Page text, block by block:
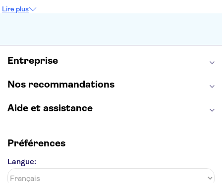
La Chapelle Sixtine
Opéra Garnier
Lire plus
Entreprise
Nos recommandations
Aide et assistance
Préférences
Langue: